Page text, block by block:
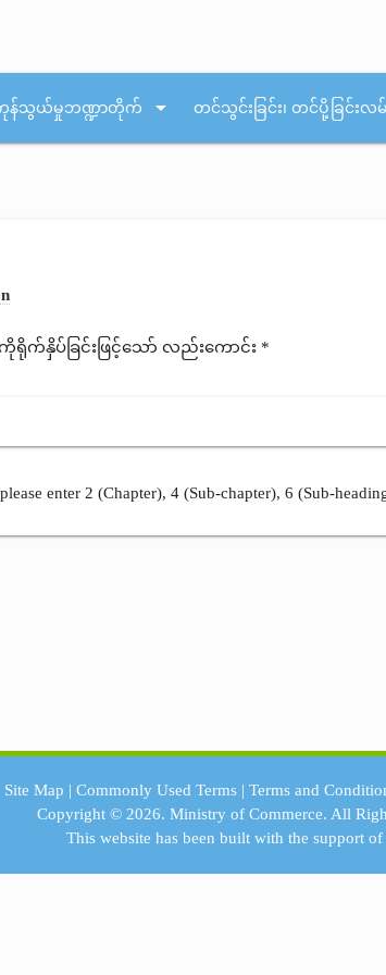
န်သွယ်မှုဘဏ္ဍာတိုက် arrow_drop_down တင်သွင်းခြင်း၊ တင်ပို့ခြင်းလ
က်နှိပ်ခြင်းဖြင့်သော် လည်းကောင်း *
enter 2 (Chapter), 4 (Sub-chapter), 6 (Sub-
Site Map | Commonly Used Terms| Terms and
Copyright © 2026.Ministry of Commerce. All
This website has been built with the support